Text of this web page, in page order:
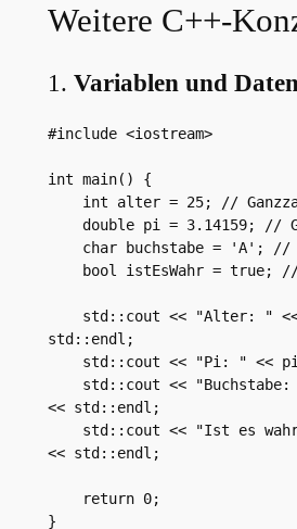
Weitere C++-
1. Variablen und
#include <iostream>
int main() {
std::endl;
<< std::endl;
<< std::endl;